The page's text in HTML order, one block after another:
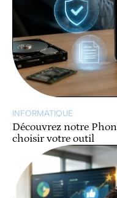
INFORMATIQUE
Découvrez notre
choisir votre outil